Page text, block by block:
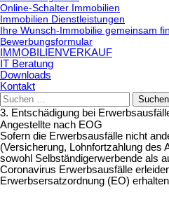
Online-Schalter Immobilien
Immobilien Dienstleistungen
Ihre Wunsch-Immobilie gemeinsam
Bewerbungsformular
IMMOBILIENVERKAUF
IT Beratung
Downloads
Kontakt
Suchen
nach:
3. Entschädigung bei
Angestellte nach EOG
Sofern die Erwerbsausfälle nicht
(Versicherung, Lohnfortzahlung des
sowohl Selbständigerwerbende als
Coronavirus Erwerbsausfälle
Erwerbsersatzordnung (EO)